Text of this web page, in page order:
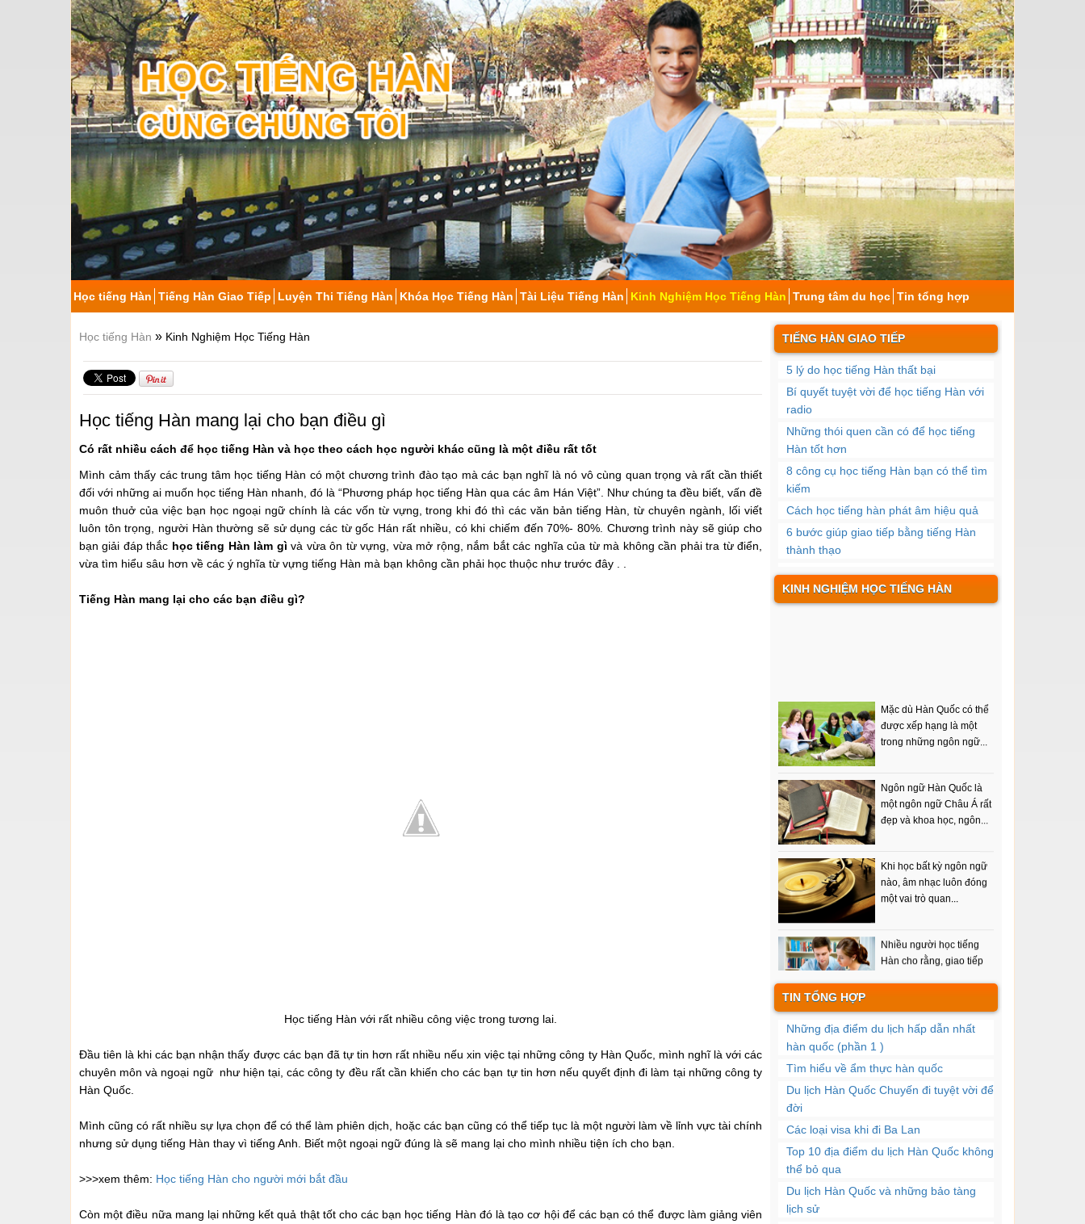
Học tiếng Hàn Tiếng Hàn Giao Tiếp Luyện Thi Tiếng Hàn Khóa Học Tiếng Hàn Tài Liệu Tiếng Hàn Kinh Nghiệm Học Tiếng Hàn Trung tâm du học Tin tổng hợp
Học tiếng Hàn » Kinh Nghiệm Học Tiếng Hàn
Học tiếng Hàn mang lại cho bạn điều gì
Có rất nhiều cách để học tiếng Hàn và học theo cách học người khác cũng là một điều rất tốt
Mình cảm thấy các trung tâm học tiếng Hàn có một chương trình đào tạo mà các bạn nghĩ là nó vô cùng quan trọng và rất cần thiết
đối với những ai muốn học tiếng Hàn nhanh, đó là “Phương pháp học tiếng Hàn qua các âm Hán Việt”. Như chúng ta đều biết, vấn đề
muôn thuở của việc bạn học ngoại ngữ chính là các vốn từ vựng, trong khi đó thì các văn bản tiếng Hàn, từ chuyên ngành, lối viết
luôn tôn trọng, người Hàn thường sẽ sử dụng các từ gốc Hán rất nhiều, có khi chiếm đến 70%- 80%. Chương trình này sẽ giúp cho
bạn giải đáp thắc học tiếng Hàn làm gì và vừa ôn từ vựng, vừa mở rộng, nắm bắt các nghĩa của từ mà không cần phải tra từ điển,
vừa tìm hiểu sâu hơn về các ý nghĩa từ vựng tiếng Hàn mà bạn không cần phải học thuộc như trước đây . .
Tiếng Hàn mang lại cho các bạn điều gì?
Học tiếng Hàn với rất nhiều công việc trong tương lai.
Đầu tiên là khi các bạn nhận thấy được các bạn đã tự tin hơn rất nhiều nếu xin việc tại những công ty Hàn Quốc, mình nghĩ là với các
chuyên môn và ngoại ngữ như hiện tại, các công ty đều rất cần khiến cho các bạn tự tin hơn nếu quyết định đi làm tại những công ty
Hàn Quốc.
Mình cũng có rất nhiều sự lựa chọn để có thể làm phiên dịch, hoặc các bạn cũng có thể tiếp tục là một người làm về lỉnh vực tài chính
nhưng sử dụng tiếng Hàn thay vì tiếng Anh. Biết một ngoại ngữ đúng là sẽ mang lại cho mình nhiều tiện ích cho bạn.
>>>xem thêm: Học tiếng Hàn cho người mới bắt đầu
Còn một điều nữa mang lại những kết quả thật tốt cho các bạn học tiếng Hàn đó là tạo cơ hội để các bạn có thể được làm giảng viên
TIẾNG HÀN GIAO TIẾP
5 lý do học tiếng Hàn thất bại
Bí quyết tuyệt vời để học tiếng Hàn với
radio
Những thói quen cần có để học tiếng
Hàn tốt hơn
8 công cụ học tiếng Hàn bạn có thể tìm
kiếm
Cách học tiếng hàn phát âm hiệu quả
6 bước giúp giao tiếp bằng tiếng Hàn
thành thạo
Cách học tiếng Hàn giao tiếp hiệu quả
siêu tốc
dụng phương pháp nào
KINH NGHIỆM HỌC TIẾNG HÀN
được xếp hạng là một
trong những ngôn ngữ...
một ngôn ngữ Châu Á rất
đẹp và khoa học, ngôn...
nào, âm nhạc luôn đóng
một vai trò quan...
Hàn cho rằng, giao tiếp
tiếng Hàn chỉ là nghe...
đích của việc học tiếng
hàn đó là nói được...
Từ vựng có tầm quan
trọng đặc biệt đối với
Kỹ năng viết là một phần
và cho dù bạn là...
TIN TỔNG HỢP
Những địa điểm du lịch hấp dẫn nhất
hàn quốc (phần 1 )
Tìm hiểu về ẩm thực hàn quốc
​Du lịch Hàn Quốc Chuyến đi tuyệt vời để
đời
Các loại visa khi đi Ba Lan
Top 10 địa điểm du lịch Hàn Quốc không
thể bỏ qua
Du lịch Hàn Quốc và những bảo tàng
lịch sử